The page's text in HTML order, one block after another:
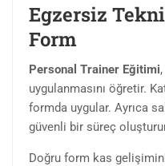
Egzersiz
Form
Personal Trainer Eğitimi
uygulanmasını öğretir.
formda uygular. Ayrıca
güvenli bir süreç
Doğru form kas